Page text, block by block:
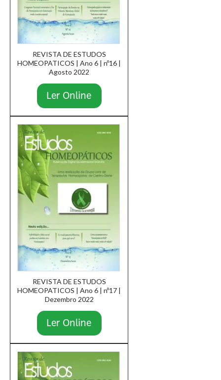
REVISTA DE ESTUDOS
HOMEOPATICOS | Ano 6 | nº16 |
Agosto 2022
Ler Online
REVISTA DE ESTUDOS
HOMEOPATICOS | Ano 6 | nº17 |
Dezembro 2022
Ler Online